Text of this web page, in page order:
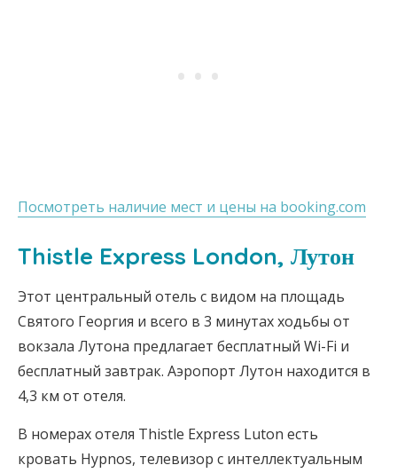
Посмотреть наличие мест и цены на booking.com
Thistle Express London, Лутон
Этот центральный отель с видом на площадь
Святого Георгия и всего в 3 минутах ходьбы от
вокзала Лутона предлагает бесплатный Wi-Fi и
бесплатный завтрак. Аэропорт Лутон находится в
4,3 км от отеля.
В номерах отеля Thistle Express Luton есть
кровать Hypnos, телевизор с интеллектуальным